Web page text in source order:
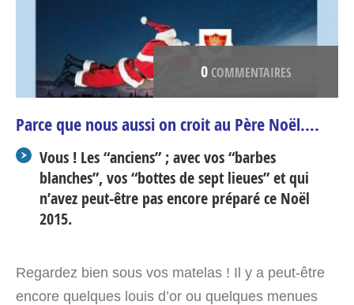
0COMMENTAIRES
Parce que nous aussi on croit au Père Noël….
Vous ! Les “anciens” ; avec vos “barbes
blanches”, vos “bottes de sept lieues” et qui
n’avez peut-être pas encore préparé ce Noël
2015.
Regardez bien sous vos matelas ! Il y a peut-être
encore quelques louis d’or ou quelques menues